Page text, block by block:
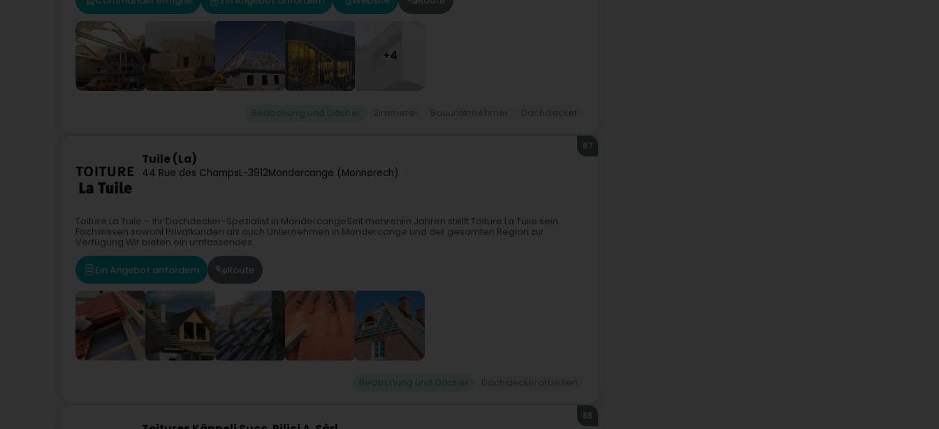
+4
Tuile (La)
44 Rue des ChampsL-3912Mondercange (Monnerech)
87
Toiture La Tuile – Ihr Dachdecker-Spezialist in MondercangeSeit mehreren Jahren stellt Toiture La Tuile sein
Fachwissen sowohl Privatkunden als auch Unternehmen in Mondercange und der gesamten Region zur
Verfügung.Wir bieten ein umfassendes...
Ein Angebot anfordern Route
88